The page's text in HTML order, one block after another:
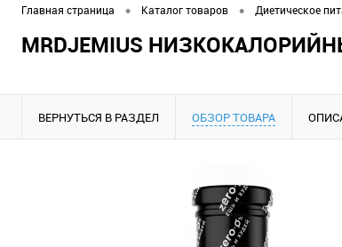
Главная страница • Каталог товаров • Диетическое
MRDJEMIUS
ВЕРНУТЬСЯ В РАЗДЕЛ ОБЗОР ТОВАРА